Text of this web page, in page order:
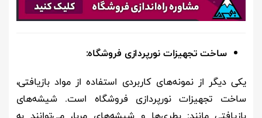
ساخت تجهیزات نورپردازی فروشگاه:
یکی دیگر از نمونه‌های کاربردی استفاده از مواد بازیافتی،
ساخت تجهیزات نورپردازی فروشگاه است. شیشه‌های